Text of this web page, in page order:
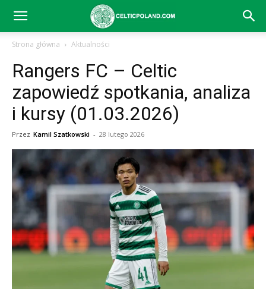
Celtic
Glasgow
aktualności
(transfery,
Strona główna Aktualności
Rangers FC – Celtic
zapowiedź spotkania, analiza
i kursy (01.03.2026)
Przez Kamil Szatkowski - 28 lutego 2026